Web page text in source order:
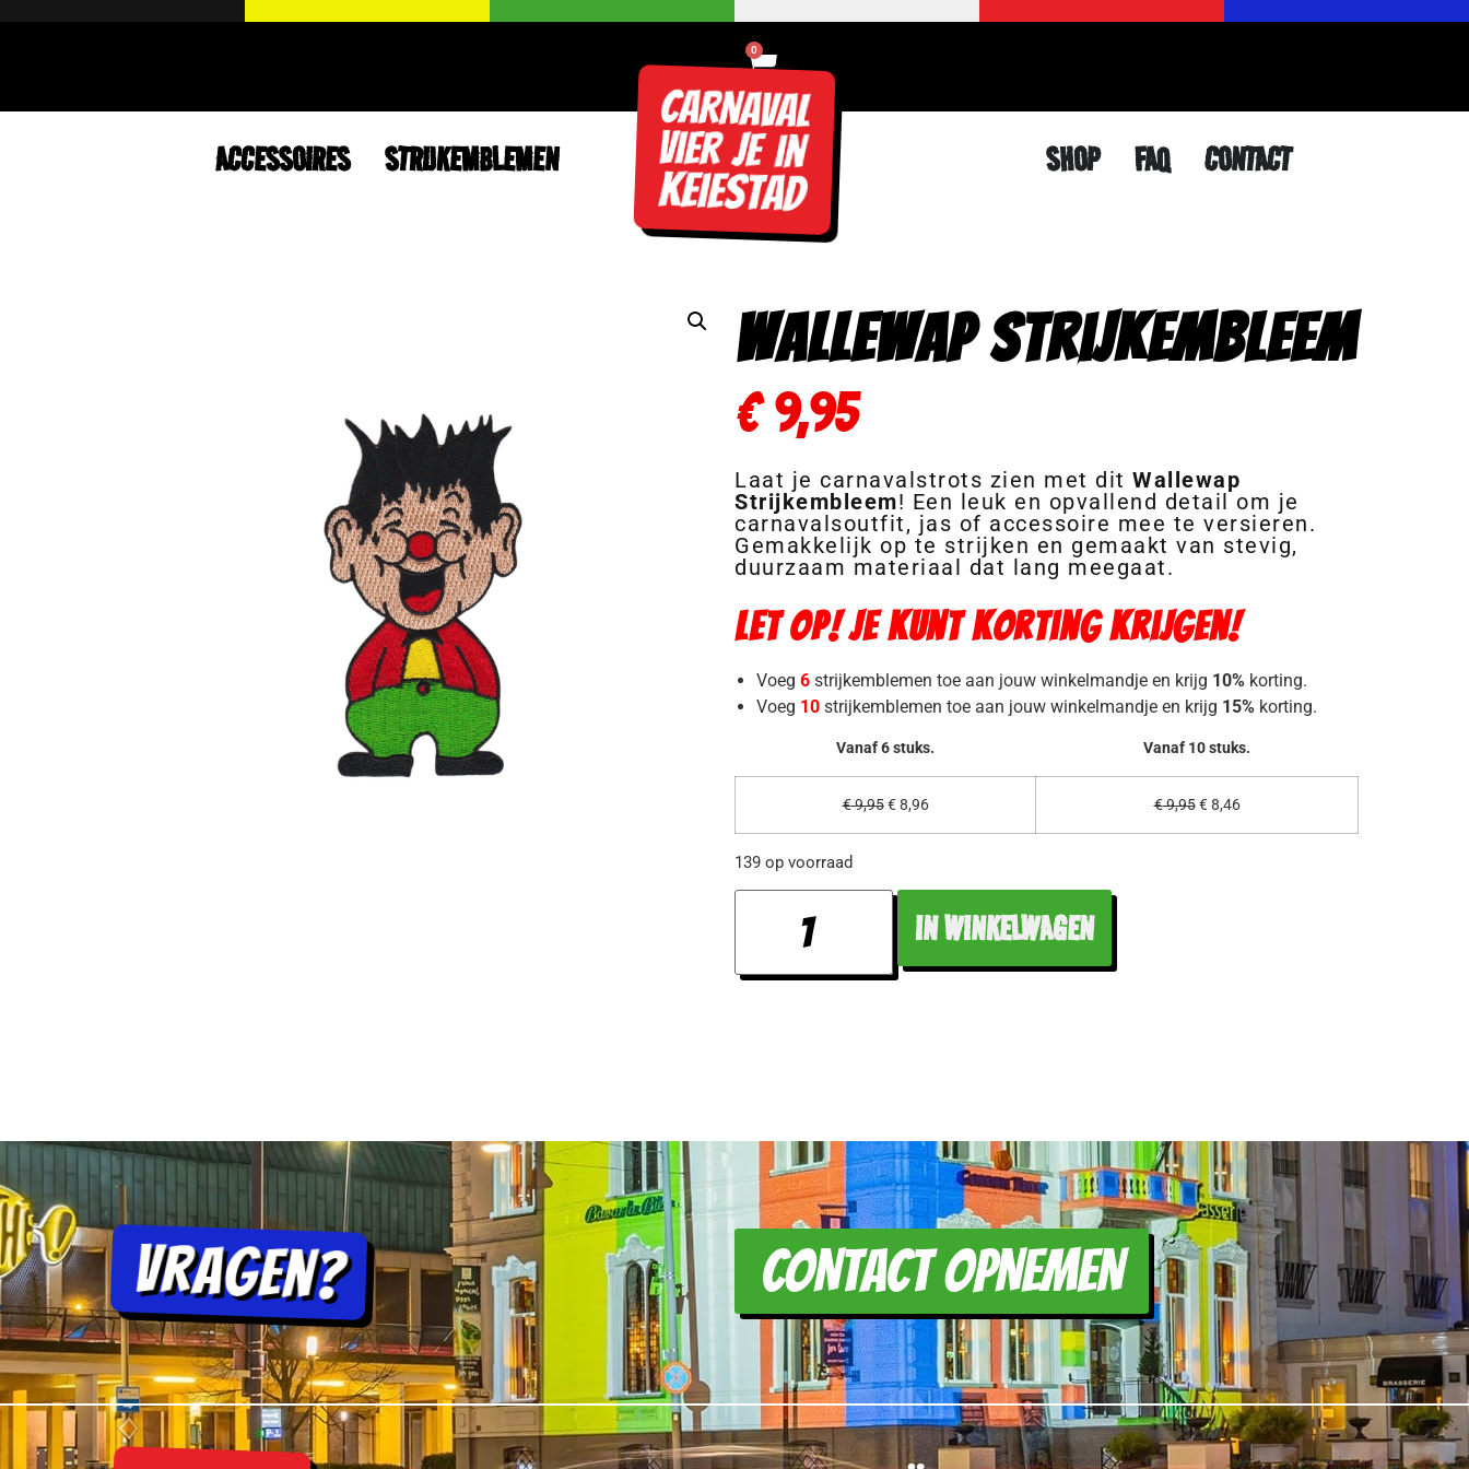
0
ACCESSOIRES STRIJKEMBLEMEN SHOP FAQ CONTACT
Wallewap Strijkembleem
€9,95
Laat je carnavalstrots zien met dit Wallewap
Strijkembleem! Een leuk en opvallend detail om je
carnavalsoutfit, jas of accessoire mee te versieren.
Gemakkelijk op te strijken en gemaakt van stevig,
duurzaam materiaal dat lang meegaat.
Let op! Je kunt korting krijgen!
Voeg 6 strijkemblemen toe aan jouw winkelmandje en krijg 10% korting.
Voeg 10 strijkemblemen toe aan jouw winkelmandje en krijg 15% korting.
Vanaf 6 stuks. Vanaf 10 stuks.
€9,95 €8,96 €9,95 €8,46
139 op voorraad
IN WINKELWAGEN
Vragen? CONTACT OPNEMEN